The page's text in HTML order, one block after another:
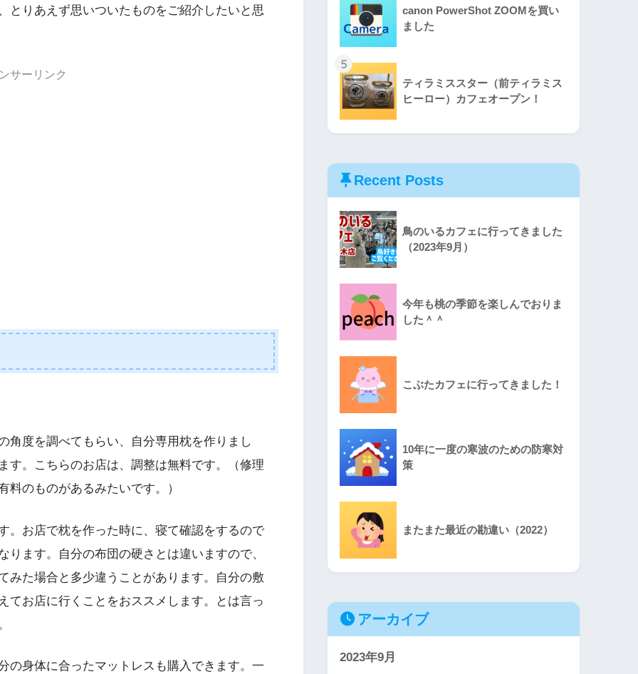
とりあえず思いついたものをご紹介したいと思
サーリンク
角度を調べてもらい、自分専用枕を作りまし
す。こちらのお店は、調整は無料です。（修理
のものがあるみたいです。）
。お店で枕を作った時に、寝て確認をするので
ます。自分の布団の硬さとは違いますので、
みた場合と多少違うことがあります。自分の敷
てお店に行くことをおススメします。とは言っ
の身体に合ったマットレスも購入できます。一
canon PowerShot ZOOMを買い
ました
5
ティラミススター（前ティラミス
ヒーロー）カフェオープン！
Recent Posts
鳥のいるカフェに行ってきました
（2023年9月）
今年も桃の季節を楽しんでおりま
した＾＾
こぶたカフェに行ってきました！
10年に一度の寒波のための防寒対
策
またまた最近の勘違い（2022）
アーカイブ
2023年9月